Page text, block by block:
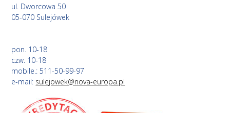
ul. Dworcowa 50
05-070 Sulejówek
pon. 10-18
czw. 10-18
mobile.: 511-50-99-97
e-mail: sulejowek@nova-europa.pl